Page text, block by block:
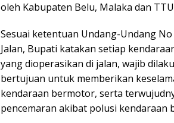
oleh Kabupaten Belu, Malaka dan TTU
Sesuai ketentuan Undang-Undang
Jalan, Bupati katakan setiap
yang dioperasikan di jalan, wajib
bertujuan untuk memberikan
kendaraan bermotor, serta
pencemaran akibat polusi kendaraan